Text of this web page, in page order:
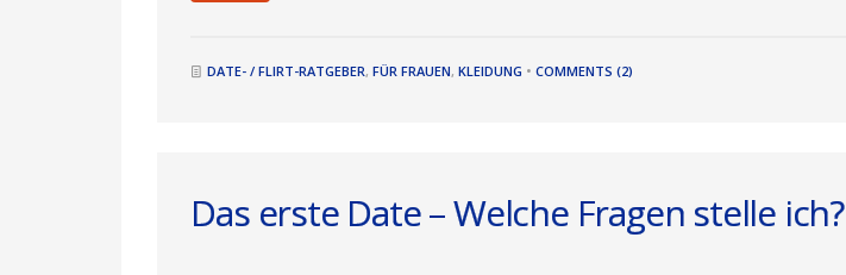
DATE- / FLIRT-RATGEBER,FÜR FRAUEN,KLEIDUNG •COMMENTS (2)
Das erste Date – Welche Fragen stelle ich?